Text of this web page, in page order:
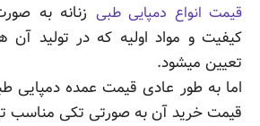
قیمت انواع دمپایی طبی زنانه به
کیفیت و مواد اولیه که در تولید آن
تعیین میشود.
اما به طور عادی قیمت عمده دمپایی
قیمت خرید آن به صورتی تکی مناسب